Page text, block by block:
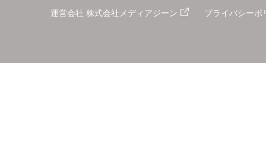
運営会社 株式会社メディアジーン プライバシーポ